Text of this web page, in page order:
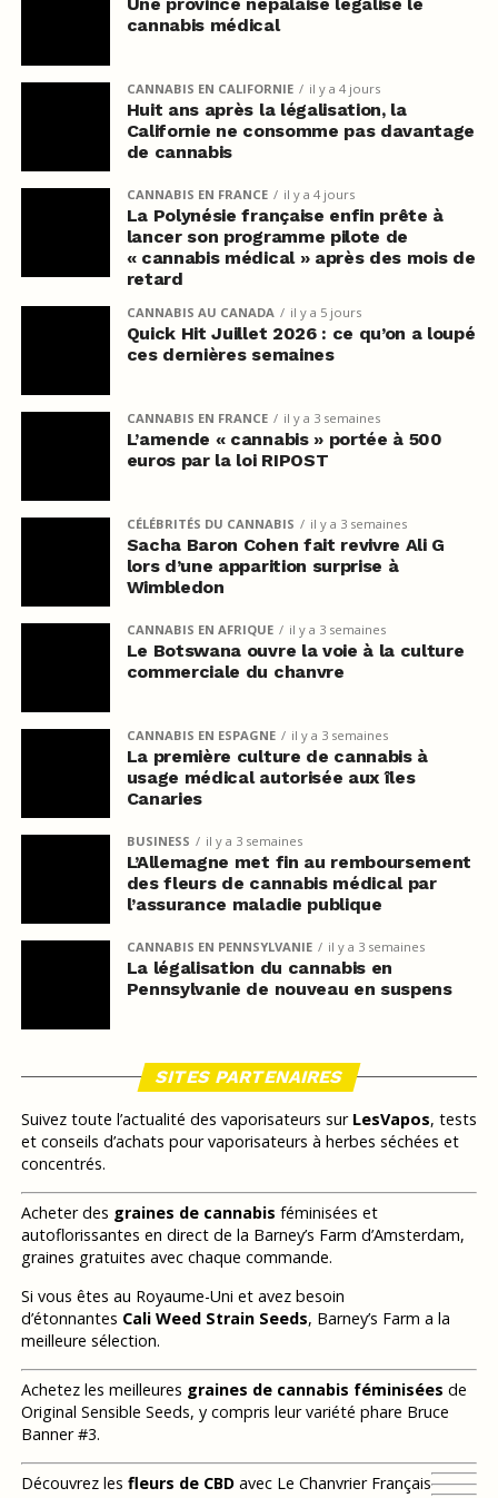
cannabis médical
CANNABIS EN CALIFORNIE il y a 4 jours
Huit ans après la légalisation, la
Californie ne consomme pas davantage
de cannabis
CANNABIS EN FRANCE il y a 4 jours
La Polynésie française enfin prête à
lancer son programme pilote de
« cannabis médical » après des mois de
retard
CANNABIS AU CANADA il y a 5 jours
Quick Hit Juillet 2026 : ce qu’on a loupé
ces dernières semaines
CANNABIS EN FRANCE il y a 3 semaines
L’amende « cannabis » portée à 500
euros par la loi RIPOST
CÉLÉBRITÉS DU CANNABIS il y a 3 semaines
Sacha Baron Cohen fait revivre Ali G
lors d’une apparition surprise à
Wimbledon
CANNABIS EN AFRIQUE il y a 3 semaines
Le Botswana ouvre la voie à la culture
commerciale du chanvre
CANNABIS EN ESPAGNE il y a 3 semaines
La première culture de cannabis à
usage médical autorisée aux îles
Canaries
BUSINESS il y a 3 semaines
L’Allemagne met fin au remboursement
des fleurs de cannabis médical par
l’assurance maladie publique
CANNABIS EN PENNSYLVANIE il y a 3 semaines
La légalisation du cannabis en
Pennsylvanie de nouveau en suspens
SITES PARTENAIRES
Suivez toute l’actualité des vaporisateurs sur LesVapos, tests
et conseils d’achats pour vaporisateurs à herbes séchées et
concentrés.
Acheter des graines de cannabis féminisées et
autoflorissantes en direct de la Barney’s Farm d’Amsterdam,
graines gratuites avec chaque commande.
Si vous êtes au Royaume-Uni et avez besoin
d’étonnantes Cali Weed Strain Seeds, Barney’s Farm a la
meilleure sélection.
Achetez les meilleures graines de cannabis féminisées de
Original Sensible Seeds, y compris leur variété phare Bruce
Banner #3.
Découvrez les fleurs de CBDavec Le Chanvrier Français